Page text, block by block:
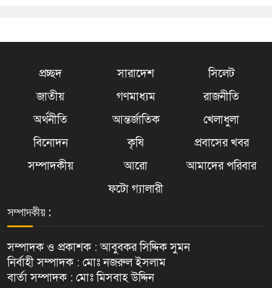
প্রচ্ছদ সারাদেশ
সিলেট
জাতীয়
গণমাধ্যম
রাজনীতি
অর্থনীতি
আন্তর্জাতিক
খেলাধুলা
বিনোদন
কৃষি
প্রবাসের খবর
সম্পাদকীয়
আরো
আমাদের পরিবার
ফটো গ্যালারী
সম্পাদকীয় :
সম্পাদক ও প্রকাশক : আবুবকর সিদ্দিক সুমন
নির্বাহী সম্পাদক : মোঃ নজরুল ইসলাম
বার্তা সম্পাদক : মোঃ মিসবাহ উদ্দিন